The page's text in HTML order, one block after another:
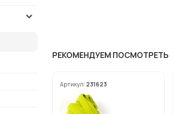
РЕКОМЕНДУЕМ ПОСМОТРЕТЬ
Артикул: 231623